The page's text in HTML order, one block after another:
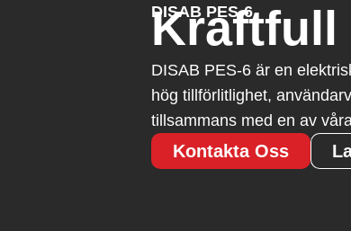
DISAB PES-6
Kraftfull
DISAB PES-6 är en
hög tillförlitlighet,
tillsammans med en av
Kontakta Oss